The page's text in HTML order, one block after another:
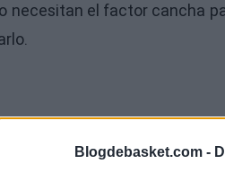
Blogdebasket.com -
necesitan el factor cancha